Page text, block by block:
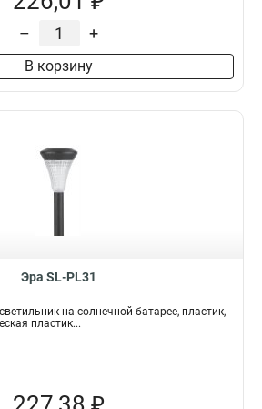
– +
В корзину
Эра SL-PL31
на солнечной батарее, пластик,
пластик...